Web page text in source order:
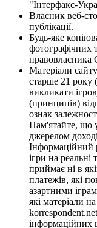
"Інтерфакс-
Власник веб-
публікації.
Будь-яке
фотографічних
правовласника
Матеріали
старше 21 року
викликати
(принципів)
ознак
Пам'ятайте, що
джерелом
Інформаційний
ігри на реальні
приймає ні в
платежів, які
азартними
які матеріали
інформаційних